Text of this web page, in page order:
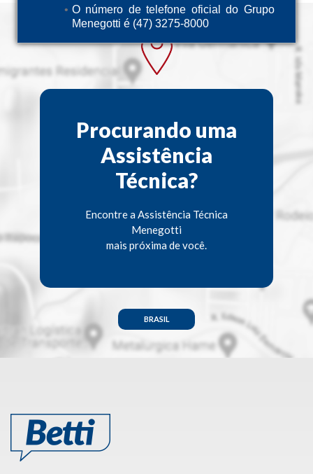
O número de telefone oficial do Grupo
Menegotti é (47) 3275-8000
Procurando uma
Assistência
Técnica?
Encontre a Assistência Técnica
Menegotti
mais próxima de você.
BRASIL